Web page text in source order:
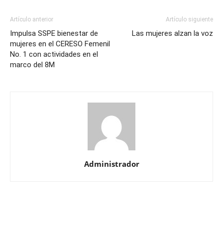
Artículo anterior
Impulsa SSPE bienestar de
mujeres en el CERESO Femenil
No. 1 con actividades en el
marco del 8M
Artículo siguiente
Las mujeres alzan la voz
Administrador